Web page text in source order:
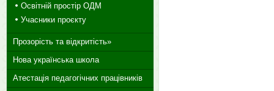
Освітній простір ОДМ
Учасники проєкту
Прозорість та відкритість»
Нова українська школа
Атестація педагогічних працівників